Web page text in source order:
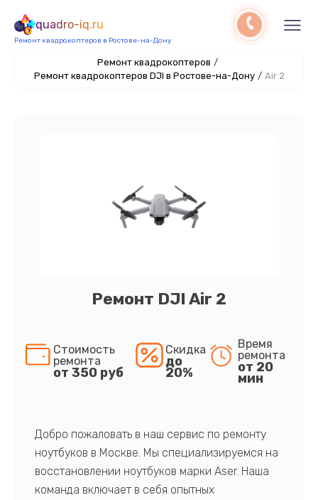
quadro-iq.ru
Ремонт квадрокоптеров в Ростове-на-Дону
Ремонт квадрокоптеров /
Ремонт квадрокоптеров DJI в Ростове-на-Дону / Air 2
Ремонт DJI Air 2
Стоимость
ремонта
от 350 руб
Скидка
до
20%
Время
ремонта
от 20
мин
Добро пожаловать в наш сервис по ремонту
ноутбуков в Москве. Мы специализируемся на
восстановлении ноутбуков марки Aser. Наша
команда включает в себя опытных